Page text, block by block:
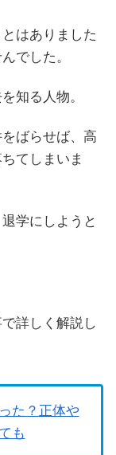
はありました
でした。
知る人物。
ばらせば、高
てしまいま
学にしようと
詳しく解説し
た？正体や
も